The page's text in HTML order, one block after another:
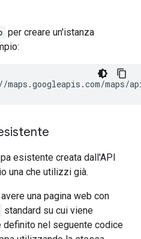
per creare un'istanza
esistente creata dall'API
una che utilizzi già.
una pagina web con
standard su cui viene
definito nel seguente codice